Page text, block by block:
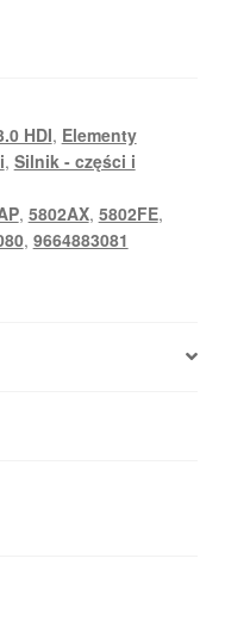
HDI, Elementy
, Silnik - części i
, 5802AX, 5802FE,
, 9664883081